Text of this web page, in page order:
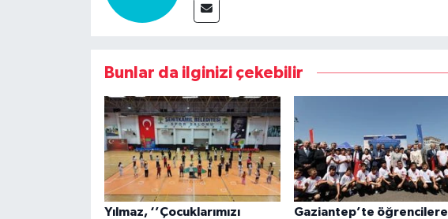
Bunlar da ilginizi çekebilir
Yılmaz, ‘’Çocuklarımızı
Gaziantep’te öğrencilere